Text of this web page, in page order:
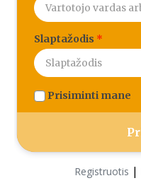
Slaptažodis *
Prisiminti mane
Registruotis |